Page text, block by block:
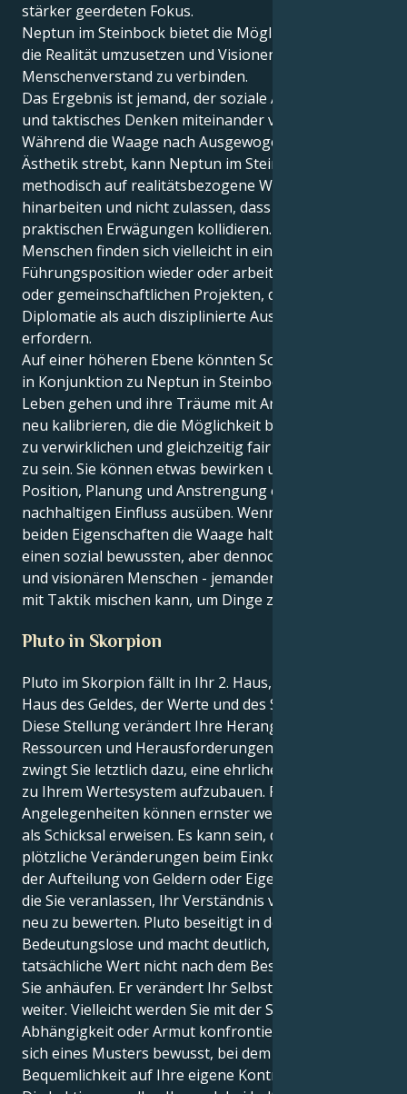
stärker geerdeten Fokus.
Neptun im Steinbock bietet die Möglichkeit, Ideale in
die Realität umzusetzen und Visionen mit gesundem
Menschenverstand zu verbinden.
Das Ergebnis ist jemand, der soziale Anmut, Ehrgeiz
und taktisches Denken miteinander verbinden kann.
Während die Waage nach Ausgewogenheit und
Ästhetik strebt, kann Neptun im Steinbock
methodisch auf realitätsbezogene Wünsche
hinarbeiten und nicht zulassen, dass Einsichten mit
praktischen Erwägungen kollidieren. Diese
Menschen finden sich vielleicht in einer
Führungsposition wieder oder arbeiten an kreativen
oder gemeinschaftlichen Projekten, die sowohl
Diplomatie als auch disziplinierte Ausführung
erfordern.
Auf einer höheren Ebene könnten Sonne in Waage
in Konjunktion zu Neptun in Steinbock durch das
Leben gehen und ihre Träume mit Arbeitsstrukturen
neu kalibrieren, die die Möglichkeit bieten, Träume
zu verwirklichen und gleichzeitig fair und harmonisch
zu sein. Sie können etwas bewirken und durch
Position, Planung und Anstrengung einen
nachhaltigen Einfluss ausüben. Wenn sich diese
beiden Eigenschaften die Waage halten, erhält man
einen sozial bewussten, aber dennoch praktischen
und visionären Menschen - jemanden, der Charme
mit Taktik mischen kann, um Dinge zu verwirklichen.
Pluto in Skorpion
Pluto im Skorpion fällt in Ihr 2. Haus, die Waage - das
Haus des Geldes, der Werte und des Selbstwertes.
Diese Stellung verändert Ihre Herangehensweise an
Ressourcen und Herausforderungen völlig und
zwingt Sie letztlich dazu, eine ehrlichere Beziehung
zu Ihrem Wertesystem aufzubauen. Finanzielle
Angelegenheiten können ernster werden oder sich
als Schicksal erweisen. Es kann sein, dass Sie
plötzliche Veränderungen beim Einkommen und bei
der Aufteilung von Geldern oder Eigentum erleben,
die Sie veranlassen, Ihr Verständnis von Sicherheit
neu zu bewerten. Pluto beseitigt in der Regel das
Bedeutungslose und macht deutlich, dass sich der
tatsächliche Wert nicht nach dem Besitz bemisst, den
Sie anhäufen. Er verändert Ihr Selbstwertgefühl noch
weiter. Vielleicht werden Sie mit der Sorge um
Abhängigkeit oder Armut konfrontiert und werden
sich eines Musters bewusst, bei dem Sie aus
Bequemlichkeit auf Ihre eigene Kontrolle verzichten.